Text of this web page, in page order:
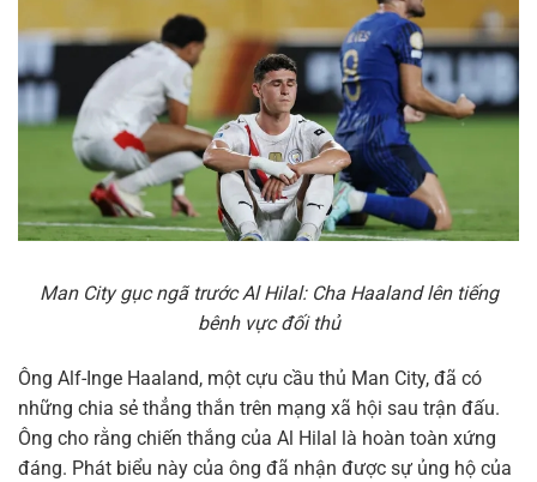
Man City gục ngã trước Al Hilal: Cha Haaland lên tiếng
bênh vực đối thủ
Ông Alf-Inge Haaland, một cựu cầu thủ Man City, đã có
những chia sẻ thẳng thắn trên mạng xã hội sau trận đấu.
Ông cho rằng chiến thắng của Al Hilal là hoàn toàn xứng
đáng. Phát biểu này của ông đã nhận được sự ủng hộ của